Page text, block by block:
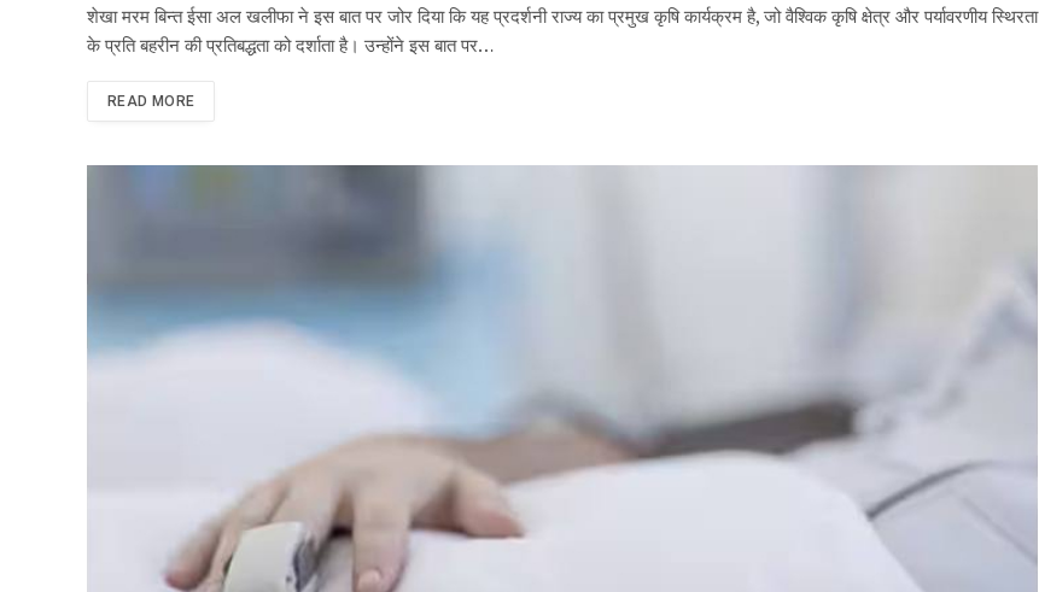
शेखा मरम बिन्त ईसा अल खलीफा ने इस बात पर जोर दिया कि यह प्रदर्शनी राज्य का प्रमुख कृषि कार्यक्रम है, जो वैश्विक कृषि क्षेत्र और पर्यावरणीय स्थिरता
के प्रति बहरीन की प्रतिबद्धता को दर्शाता है। उन्होंने इस बात पर…
READ MORE